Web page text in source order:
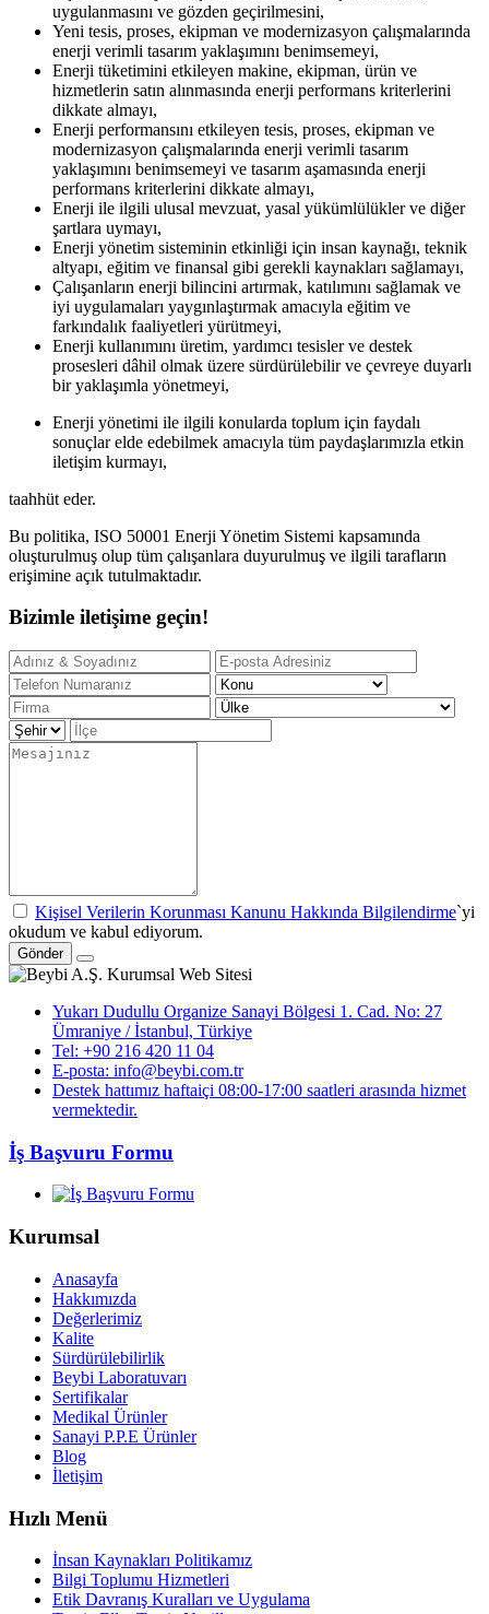
uygulanmasını ve gözden geçirilmesini,
Yeni tesis, proses, ekipman ve modernizasyon çalışmalarında
enerji verimli tasarım yaklaşımını benimsemeyi,
Enerji tüketimini etkileyen makine, ekipman, ürün ve
hizmetlerin satın alınmasında enerji performans kriterlerini
dikkate almayı,
Enerji performansını etkileyen tesis, proses, ekipman ve
modernizasyon çalışmalarında enerji verimli tasarım
yaklaşımını benimsemeyi ve tasarım aşamasında enerji
performans kriterlerini dikkate almayı,
Enerji ile ilgili ulusal mevzuat, yasal yükümlülükler ve diğer
şartlara uymayı,
Enerji yönetim sisteminin etkinliği için insan kaynağı, teknik
altyapı, eğitim ve finansal gibi gerekli kaynakları sağlamayı,
Çalışanların enerji bilincini artırmak, katılımını sağlamak ve
iyi uygulamaları yaygınlaştırmak amacıyla eğitim ve
farkındalık faaliyetleri yürütmeyi,
Enerji kullanımını üretim, yardımcı tesisler ve destek
prosesleri dâhil olmak üzere sürdürülebilir ve çevreye duyarlı
bir yaklaşımla yönetmeyi,
Enerji yönetimi ile ilgili konularda toplum için faydalı
sonuçlar elde edebilmek amacıyla tüm paydaşlarımızla etkin
iletişim kurmayı,
taahhüt eder.
Bu politika, ISO 50001 Enerji Yönetim Sistemi kapsamında
oluşturulmuş olup tüm çalışanlara duyurulmuş ve ilgili tarafların
erişimine açık tutulmaktadır.
Bizimle iletişime geçin!
Kişisel Verilerin Korunması Kanunu Hakkında Bilgilendirme`yi
okudum ve kabul ediyorum.
Gönder
Yukarı Dudullu Organize Sanayi Bölgesi 1. Cad. No: 27
Ümraniye / İstanbul, Türkiye
Tel: +90 216 420 11 04
E-posta: info@beybi.com.tr
Destek hattımız haftaiçi 08:00-17:00 saatleri arasında hizmet
vermektedir.
İş Başvuru Formu
Kurumsal
Anasayfa
Hakkımızda
Değerlerimiz
Kalite
Sürdürülebilirlik
Beybi Laboratuvarı
Sertifikalar
Medikal Ürünler
Sanayi P.P.E Ürünler
Blog
İletişim
Hızlı Menü
İnsan Kaynakları Politikamız
Bilgi Toplumu Hizmetleri
Etik Davranış Kuralları ve Uygulama